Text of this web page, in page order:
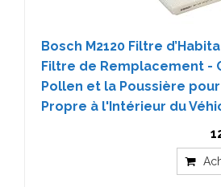
Bosch M2120 Filtre
Filtre de Remplacement -
Pollen et la Poussière
Propre à l'Intérieur du